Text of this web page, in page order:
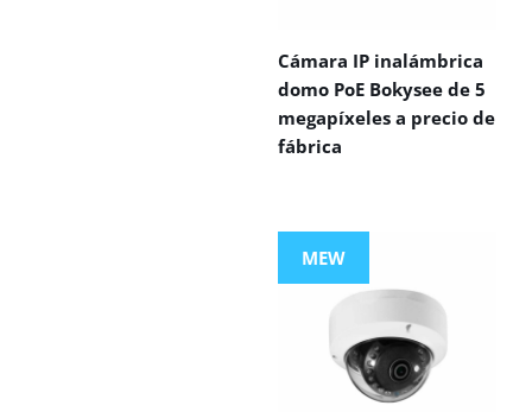
Cámara IP inalámbrica
domo PoE Bokysee de 5
megapíxeles a precio de
fábrica
MEW